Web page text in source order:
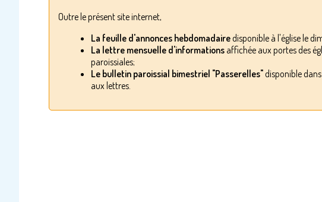
Outre le présent site internet,
La feuille d'annonces hebdomadairedisponible à l'église le
La lettre mensuelle d'informations affichée aux portes des
paroissiales;
Le bulletin paroissial bimestriel "Passerelles"disponible
aux lettres.